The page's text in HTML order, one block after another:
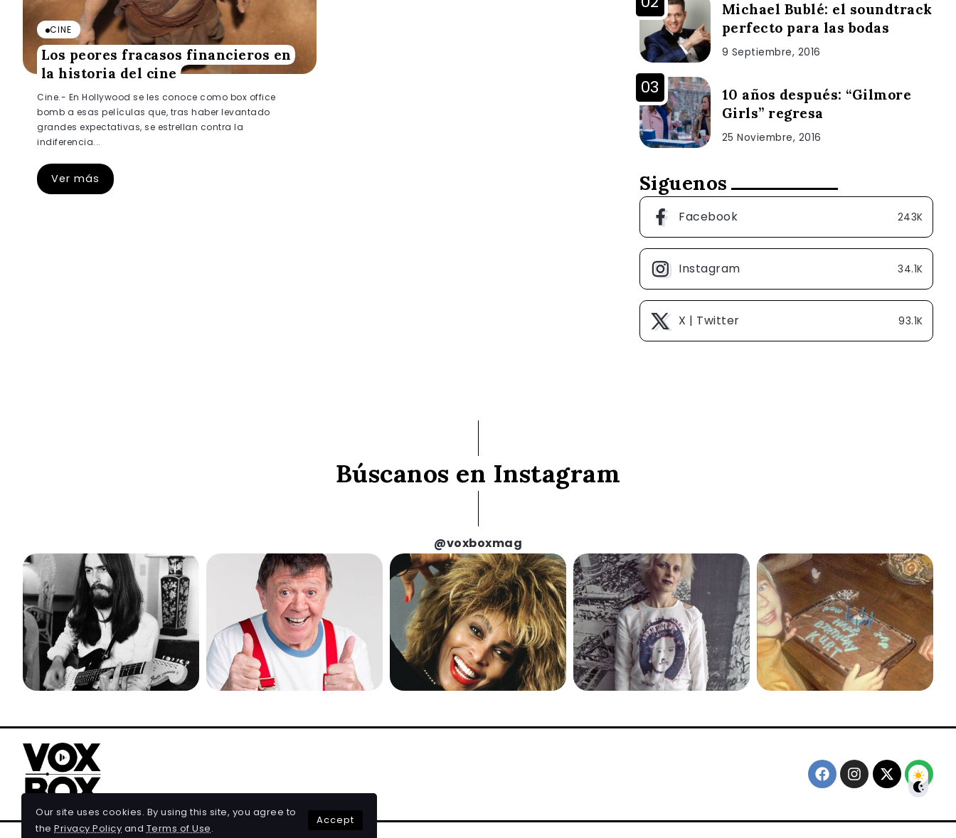
CINE
Los peores fracasos financieros en
la historia del cine
Cine.- En Hollywood se les conoce como box office
bomb a esas películas que, tras haber levantado
grandes expectativas, se estrellan contra la
indiferencia...
Ver más
Michael Bublé: el soundtrack
perfecto para las bodas
9 Septiembre, 2016
10 años después: “Gilmore
Girls” regresa
25 Noviembre, 2016
Siguenos
Facebook 243K
Instagram 34.1K
X | Twitter 93.1K
Búscanos en Instagram
@voxboxmag
Our site uses cookies. By using this site, you agree to
the Privacy Policy andTerms of Use.
Accept